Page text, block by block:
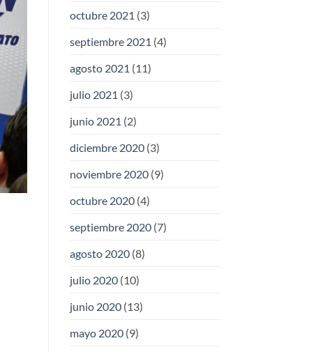
octubre 2021 (3)
septiembre 2021 (4)
agosto 2021 (11)
julio 2021 (3)
junio 2021 (2)
diciembre 2020(3)
noviembre 2020(9)
octubre 2020(4)
septiembre 2020(7)
agosto 2020(8)
julio 2020(10)
junio 2020(13)
mayo 2020(9)